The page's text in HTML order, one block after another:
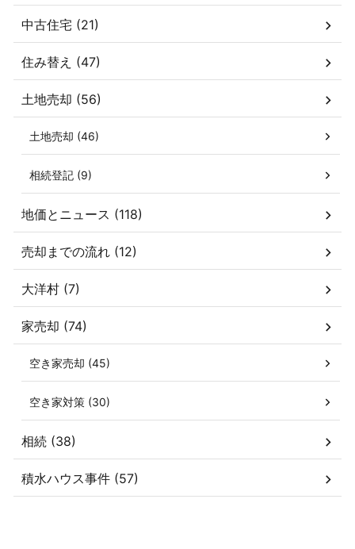
中古住宅 (21)
住み替え (47)
土地売却 (56)
土地売却 (46)
相続登記 (9)
地価とニュース (118)
売却までの流れ (12)
大洋村 (7)
家売却 (74)
空き家売却 (45)
空き家対策 (30)
相続 (38)
積水ハウス事件 (57)